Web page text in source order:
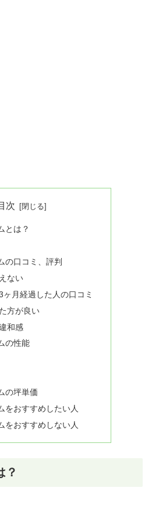
次
とは？
の口コミ、評判
ない
ヶ月経過した人の口コミ
方が良い
和感
の性能
の坪単価
をおすすめしたい人
をおすすめしない人
？